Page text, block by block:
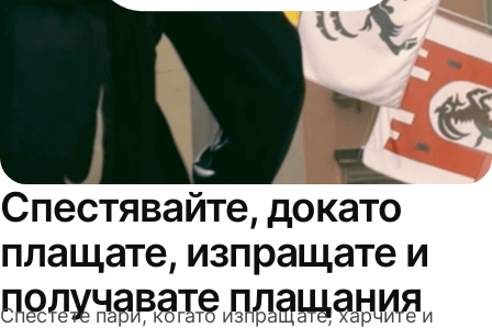
Спестявайте, докато
плащате, изпращате и
получавате плащания
Спестете пари, когато изпращате, харчите и